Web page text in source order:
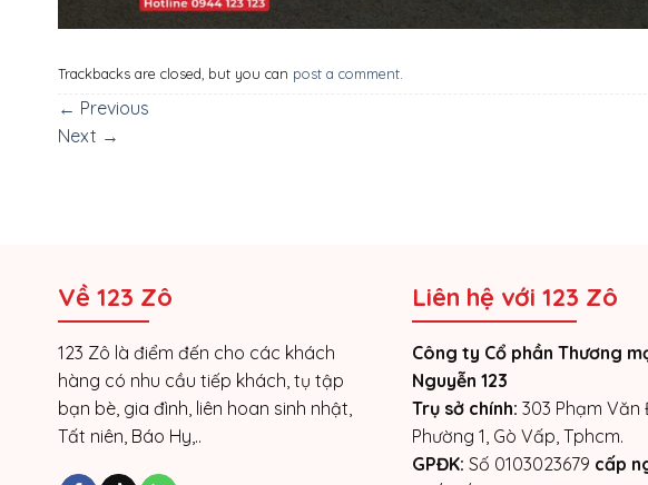
Trackbacks are closed, but you can post a comment
← Previous
Next →
Về 123 Zô
123 Zô là điểm đến cho các khách
hàng có nhu cầu tiếp khách, tụ tập
bạn bè, gia đình, liên hoan sinh nhật,
Tất niên, Báo Hy,..
Liên hệ với 123 Zô
Công ty Cổ phần Thương
Nguyễn 123
Trụ sở chính: 303 Phạm Văn
Phường 1, Gò Vấp, Tphcm.
GPĐK: Số 0103023679 cấp